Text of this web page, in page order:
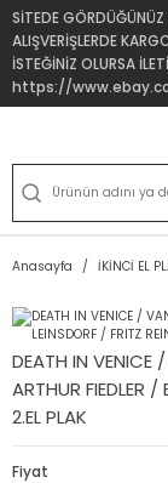
SİTEDE
ALIŞVERİŞLERDE
İSTEĞİNİZ OLURSA
https://
Anasayfa İKİNCİ EL
DEATH IN VENICE
ARTHUR FIEDLER /
2.EL PLAK
Fiyat